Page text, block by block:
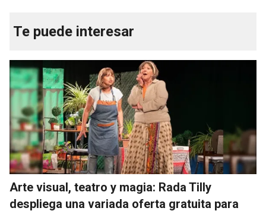
Te puede interesar
Arte visual, teatro y magia: Rada Tilly
despliega una variada oferta gratuita para